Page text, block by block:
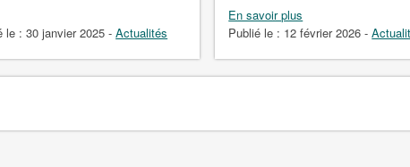
le :30 janvier 2025 -Actualités
En savoir plus
Publié le : 12 février 2026 -